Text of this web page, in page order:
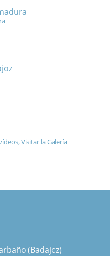
Visitar la Galería
(Badajoz)